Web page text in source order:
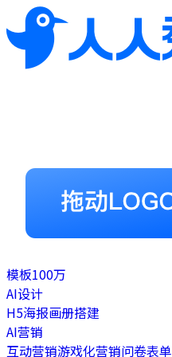
模板100万
AI设计
H5海报画册搭建
AI营销
互动营销游戏化营销问卷表单